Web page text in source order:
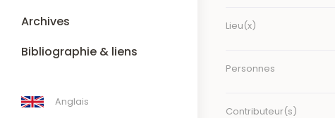
Archives
Bibliographie & liens
Anglais
Lieu(x)
Personnes
Contributeur(s)